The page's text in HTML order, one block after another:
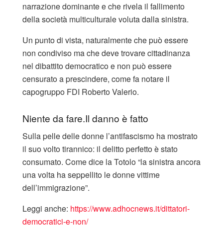
narrazione dominante e che rivela il fallimento
della società multiculturale voluta dalla sinistra.
Un punto di vista, naturalmente che può essere
non condiviso ma che deve trovare cittadinanza
nel dibattito democratico e non può essere
censurato a prescindere, come fa notare il
capogruppo FDI Roberto Valerio.
Niente da fare.Il danno è fatto
Sulla pelle delle donne l’antifascismo ha mostrato
il suo volto tirannico: il delitto perfetto è stato
consumato. Come dice la Totolo “la sinistra ancora
una volta ha seppellito le donne vittime
dell’immigrazione”.
Leggi anche: https://www.adhocnews.it/dittatori-
democratici-e-non/